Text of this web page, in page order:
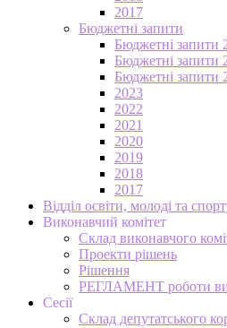
2017
Бюджетні запити
Бюджетні запити
Бюджетні запити
Бюджетні запити
2023
2022
2021
2020
2019
2018
2017
Відділ освіти, молоді та
Виконавчий комітет
Склад виконавчого
Проекти рішень
Рішення
РЕГЛАМЕНТ роботи
Сесії
Склад депутатського